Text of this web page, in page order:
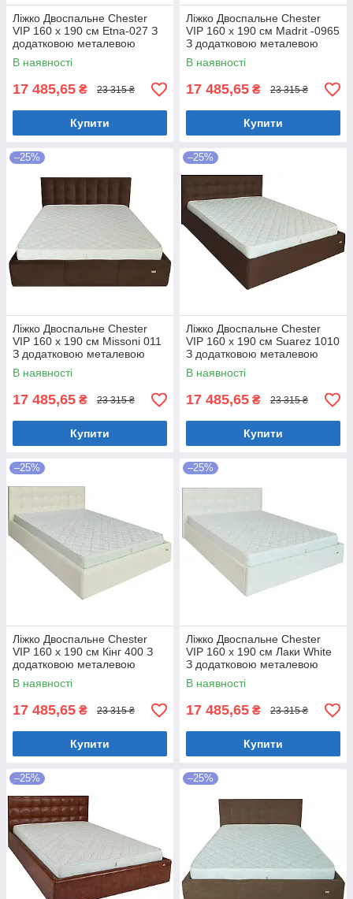
Ліжко Двоспальне Chester
VIP 160 х 190 см Etna-027 З
додатковою металевою
цільнозварною рамою
Коричневий
В наявності
17 485,65 ₴ 23 315 ₴
Купити
Ліжко Двоспальне Chester
VIP 160 х 190 см Madrit -0965
З додатковою металевою
цільнозварною рамою
Фіолетовий
В наявності
17 485,65 ₴ 23 315 ₴
Купити
–25%
Ліжко Двоспальне Chester
VIP 160 х 190 см Missoni 011
З додатковою металевою
цільнозварною рамою
Темно-коричневий
В наявності
17 485,65 ₴ 23 315 ₴
Купити
–25%
Ліжко Двоспальне Chester
VIP 160 х 190 см Suarez 1010
З додатковою металевою
цільнозварною рамою
Коричневий
В наявності
17 485,65 ₴ 23 315 ₴
Купити
–25%
Ліжко Двоспальне Chester
VIP 160 х 190 см Кінг 400 З
додатковою металевою
цільнозварною рамою C1
Білий
В наявності
17 485,65 ₴ 23 315 ₴
Купити
–25%
Ліжко Двоспальне Chester
VIP 160 х 190 см Лаки White
З додатковою металевою
цільнозварною рамою Білий
В наявності
17 485,65 ₴ 23 315 ₴
Купити
–25% –25%